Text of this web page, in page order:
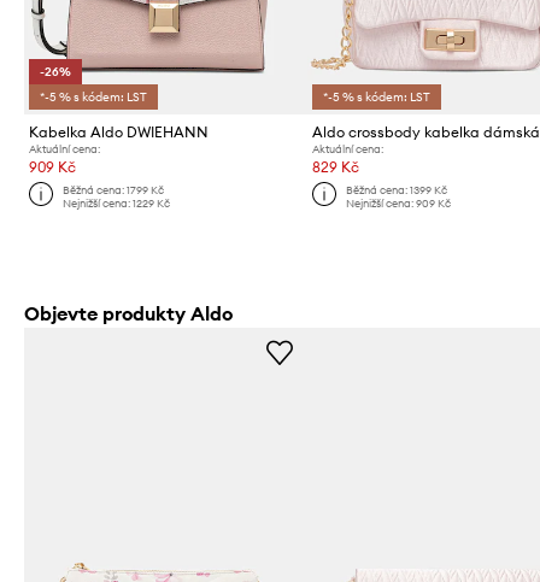
-26%
*-5 % s kódem: LST
Kabelka Aldo DWIEHANN
Aktuální cena:
909 Kč
Běžná cena:1799 Kč
Nejnižší cena:1229 Kč
*-5 % s kódem: LST
Aktuální cena:
829 Kč
Běžná cena: 1399 Kč
Nejnižší cena: 909 Kč
Objevte produkty Aldo